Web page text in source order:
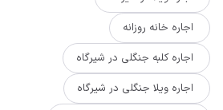
اجاره خانه روزانه
اجاره کلبه جنگلی در شیرگاه
اجاره ویلا جنگلی در شیرگاه